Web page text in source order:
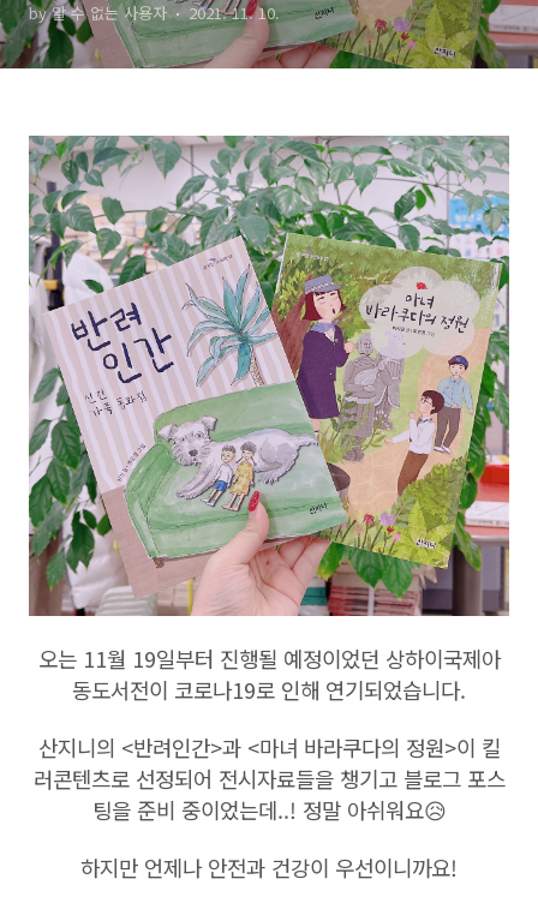
by 알 수 없는 사용자 2021. 11. 10.
오는 11월 19일부터 진행될 예정이었던 상하이국제아
동도서전이 코로나19로 인해 연기되었습니다.
산지니의 <반려인간>과 <마녀 바라쿠다의 정원>이 킬
러콘텐츠로 선정되어 전시자료들을 챙기고 블로그 포스
팅을 준비 중이었는데..! 정말 아쉬워요😥
하지만 언제나 안전과 건강이 우선이니까요!